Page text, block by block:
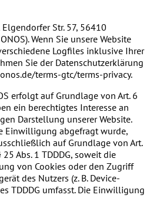
Str. 57, 56410
Wenn Sie unsere Website
Logfiles inklusive Ihrer
Sie der Datenschutzerklärung
terms-gtc/terms-privacy.
erfolgt auf Grundlage von Art. 6
ein berechtigtes Interesse an
Darstellung unserer Website.
Einwilligung abgefragt wurde,
auf Grundlage von Art.
Abs. 1 TDDDG, soweit die
von Cookies oder den Zugriff
des Nutzers (z. B. Device-
TDDDG umfasst. Die Einwilligung